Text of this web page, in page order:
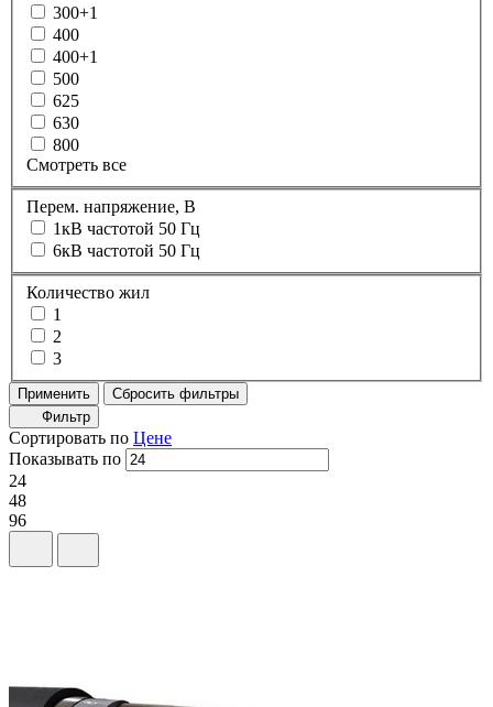
300+1
400
400+1
500
625
630
800
Смотреть все
Перем. напряжение, В
1кВ частотой 50 Гц
6кВ частотой 50 Гц
Количество жил
1
2
3
Применить
Сбросить фильтры
Фильтр
Сортировать по Цене
Показывать по
24
48
96